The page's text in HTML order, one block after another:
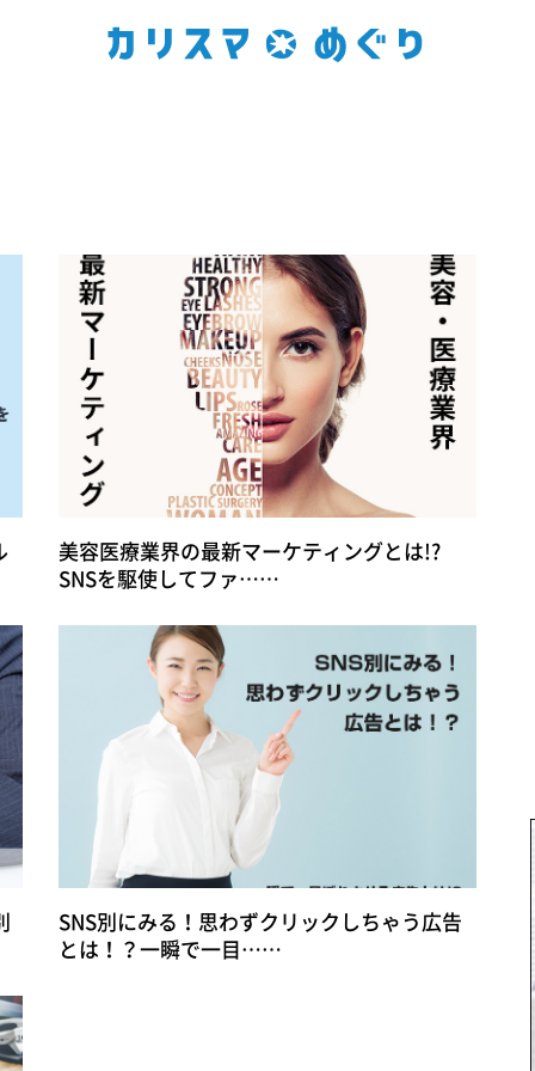
美容医療業界の最新マーケティングとは!?
SNSを駆使してファ……
SNS別にみる！思わずクリックしちゃう広告
とは！？一瞬で一目……